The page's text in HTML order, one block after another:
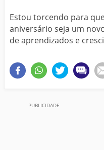
Estou torcendo para
aniversário seja um
de aprendizados e